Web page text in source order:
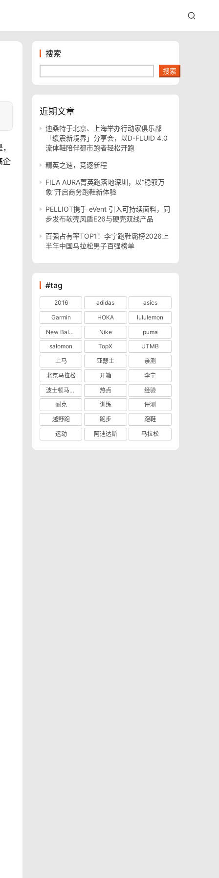
企
搜索
搜索
近期文章
迪桑特于北京、上海举办行动家俱乐部
「缓震新境界」分享会，以D-FLUID 4.0
流体鞋陪伴都市跑者轻松开跑
精英之速，竞逐新程
FILA AURA菁英跑落地深圳，以“稳驭万
象”开启商务跑鞋新体验
PELLIOT携手 eVent 引入可持续面料，同
步发布软壳风盾E26与硬壳双线产品
百强占有率TOP1！李宁跑鞋霸榜2026上
半年中国马拉松男子百强榜单
#tag
2016 adidas
asics
Garmin
HOKA
lululemon
New Balance
Nike
puma
salomon
TopX
UTMB
上马
亚瑟士
亲测
北京马拉松
开箱
李宁
波士顿马拉松
热点
经验
耐克
训练
评测
越野跑
跑步
跑鞋
运动
阿迪达斯 马拉松